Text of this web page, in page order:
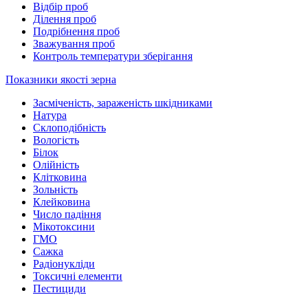
Відбір проб
Ділення проб
Подрібнення проб
Зважування проб
Контроль температури зберігання
Показники якості зерна
Засміченість, зараженість шкідниками
Натура
Склоподібність
Вологість
Білок
Олійність
Клітковина
Зольність
Клейковина
Число падіння
Мікотоксини
ГМО
Сажка
Радіонукліди
Токсичні елементи
Пестициди